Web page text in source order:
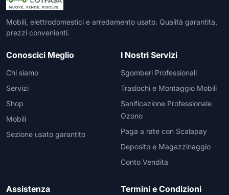
Mobili, elettrodomestici e arredamento usato. Qualità garantita,
prezzi convenienti.
Conoscici Meglio
Chi siamo
Servizi
Shop
Mobili
Sezione usato garantito
I Nostri Servizi
Sgomberi Professionali
Traslochi e Montaggio Mobili
Sanificazione Professionale
Ozono
Paga a rate con Scalapay
Deposito e Magazzinaggio
Conto Vendita
Assistenza Termini e Condizioni